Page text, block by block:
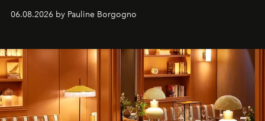
06.08.2026 by Pauline Borgogno